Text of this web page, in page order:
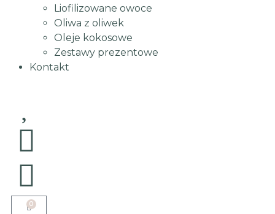
Liofilizowane owoce
Oliwa z oliwek
Oleje kokosowe
Zestawy prezentowe
Kontakt
0